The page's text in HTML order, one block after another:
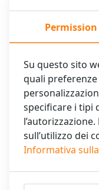
Elenco degli
Permission
Su questo sito
quali preferenze
specificare i tipi
sull’utilizzo dei
Informativa